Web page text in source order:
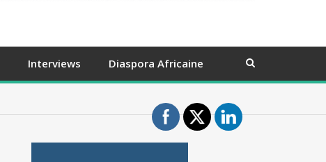
Interviews Diaspora Africaine